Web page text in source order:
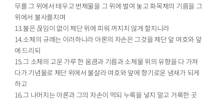
무를 그 위에서 태우고 번제물을 그 위에 벌여 놓고 화목제의 기름을 그
위에서 불사를지며
13.불은 끊임이 없이 제단 위에 피워 꺼지지 않게 할지니라
14.소제의 규례는 이러하니라 아론의 자손은 그것을 제단 앞 여호와 앞
에 드리되
15.그 소제의 고운 가루 한 움큼과 기름과 소제물 위의 유향을 다 가져
다가 기념물로 제단 위에서 불살라 여호와 앞에 향기로운 냄새가 되게
하고
16.그 나머지는 아론과 그의 자손이 먹되 누룩을 넣지 말고 거룩한 곳